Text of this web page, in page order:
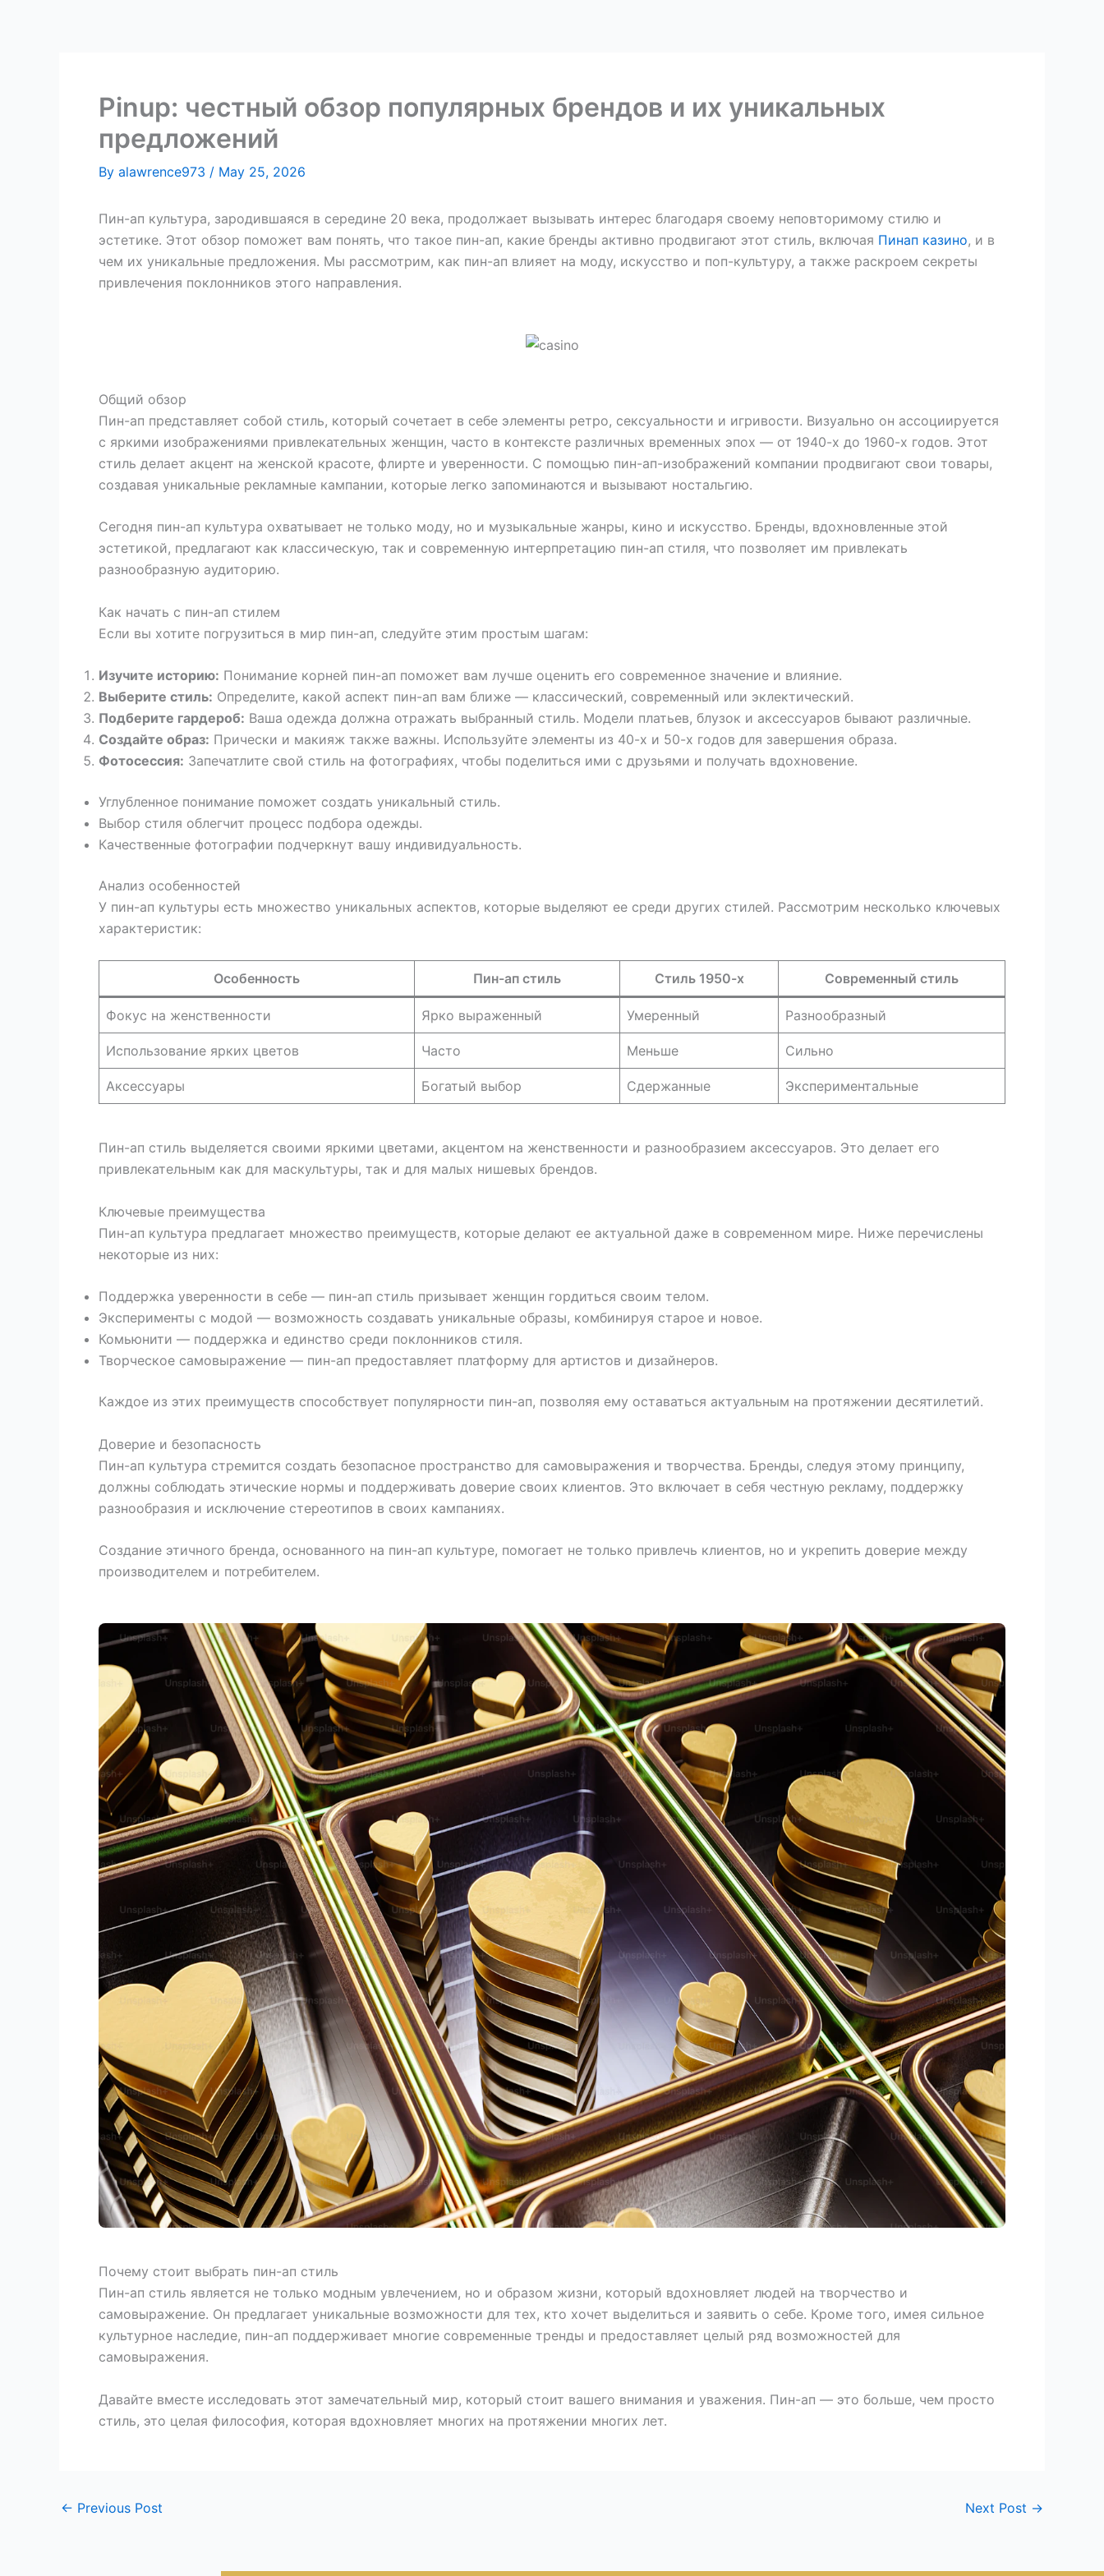
Pinup: честный обзор популярных брендов и их уникальных
предложений
By alawrence973 / May 25, 2026
Пин-ап культура, зародившаяся в середине 20 века, продолжает вызывать интерес благодаря своему неповторимому стилю и
эстетике. Этот обзор поможет вам понять, что такое пин-ап, какие бренды активно продвигают этот стиль, включая Пинап казино, и в
чем их уникальные предложения. Мы рассмотрим, как пин-ап влияет на моду, искусство и поп-культуру, а также раскроем секреты
привлечения поклонников этого направления.
Общий обзор
Пин-ап представляет собой стиль, который сочетает в себе элементы ретро, сексуальности и игривости. Визуально он ассоциируется
с яркими изображениями привлекательных женщин, часто в контексте различных временных эпох — от 1940-х до 1960-х годов. Этот
стиль делает акцент на женской красоте, флирте и уверенности. С помощью пин-ап-изображений компании продвигают свои товары,
создавая уникальные рекламные кампании, которые легко запоминаются и вызывают ностальгию.
Сегодня пин-ап культура охватывает не только моду, но и музыкальные жанры, кино и искусство. Бренды, вдохновленные этой
эстетикой, предлагают как классическую, так и современную интерпретацию пин-ап стиля, что позволяет им привлекать
разнообразную аудиторию.
Как начать с пин-ап стилем
Если вы хотите погрузиться в мир пин-ап, следуйте этим простым шагам:
Изучите историю: Понимание корней пин-ап поможет вам лучше оценить его современное значение и влияние.
Выберите стиль: Определите, какой аспект пин-ап вам ближе — классический, современный или эклектический.
Подберите гардероб: Ваша одежда должна отражать выбранный стиль. Модели платьев, блузок и аксессуаров бывают различные.
Создайте образ: Прически и макияж также важны. Используйте элементы из 40-х и 50-х годов для завершения образа.
Фотосессия: Запечатлите свой стиль на фотографиях, чтобы поделиться ими с друзьями и получать вдохновение.
Углубленное понимание поможет создать уникальный стиль.
Выбор стиля облегчит процесс подбора одежды.
Качественные фотографии подчеркнут вашу индивидуальность.
Анализ особенностей
У пин-ап культуры есть множество уникальных аспектов, которые выделяют ее среди других стилей. Рассмотрим несколько ключевых
характеристик:
Особенность Пин-ап стиль Стиль 1950-х Современный стиль
Фокус на женственности Ярко выраженный Умеренный Разнообразный
Использование ярких цветов Часто Меньше Сильно
Аксессуары Богатый выбор Сдержанные Экспериментальные
Пин-ап стиль выделяется своими яркими цветами, акцентом на женственности и разнообразием аксессуаров. Это делает его
привлекательным как для маскультуры, так и для малых нишевых брендов.
Ключевые преимущества
Пин-ап культура предлагает множество преимуществ, которые делают ее актуальной даже в современном мире. Ниже перечислены
некоторые из них:
Поддержка уверенности в себе — пин-ап стиль призывает женщин гордиться своим телом.
Эксперименты с модой — возможность создавать уникальные образы, комбинируя старое и новое.
Комьюнити — поддержка и единство среди поклонников стиля.
Творческое самовыражение — пин-ап предоставляет платформу для артистов и дизайнеров.
Каждое из этих преимуществ способствует популярности пин-ап, позволяя ему оставаться актуальным на протяжении десятилетий.
Доверие и безопасность
Пин-ап культура стремится создать безопасное пространство для самовыражения и творчества. Бренды, следуя этому принципу,
должны соблюдать этические нормы и поддерживать доверие своих клиентов. Это включает в себя честную рекламу, поддержку
разнообразия и исключение стереотипов в своих кампаниях.
Создание этичного бренда, основанного на пин-ап культуре, помогает не только привлечь клиентов, но и укрепить доверие между
производителем и потребителем.
Почему стоит выбрать пин-ап стиль
Пин-ап стиль является не только модным увлечением, но и образом жизни, который вдохновляет людей на творчество и
самовыражение. Он предлагает уникальные возможности для тех, кто хочет выделиться и заявить о себе. Кроме того, имея сильное
культурное наследие, пин-ап поддерживает многие современные тренды и предоставляет целый ряд возможностей для
самовыражения.
Давайте вместе исследовать этот замечательный мир, который стоит вашего внимания и уважения. Пин-ап — это больше, чем просто
стиль, это целая философия, которая вдохновляет многих на протяжении многих лет.
← Previous Post Next Post →